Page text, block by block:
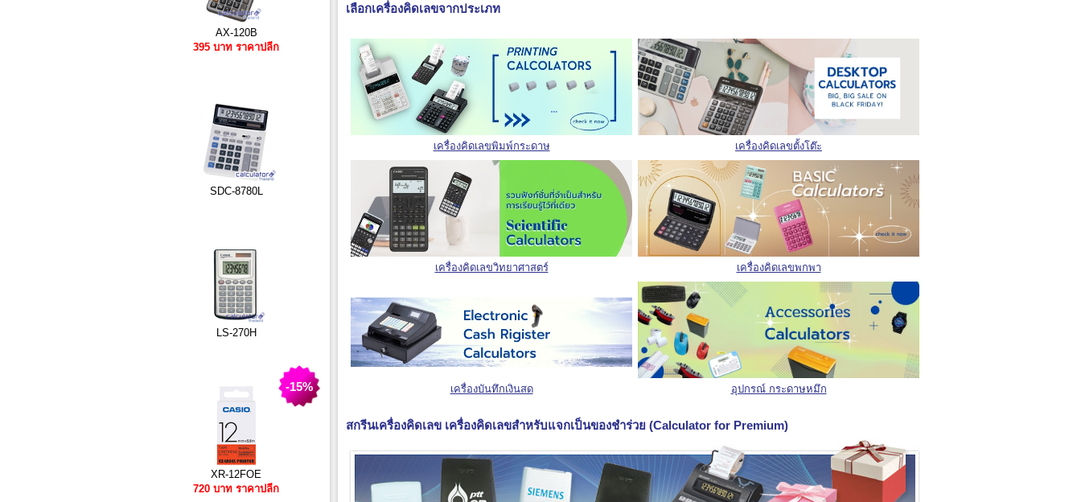
AX-120B
395 บาท ราคาปลีก
SDC-8780L
LS-270H
XR-12FOE
720 บาท ราคาปลีก
-15%
เลือกเครื่องคิดเลขจากประเภท
เครื่องคิดเลขพิมพ์กระดาษ เครื่องคิดเลขตั้งโต๊ะ
เครื่องคิดเลขวิทยาศาสตร์ เครื่องคิดเลขพกพา
เครื่องบันทึกเงินสด อุปกรณ์ กระดาษหมึก
สกรีนเครื่องคิดเลข เครื่องคิดเลขสำหรับแจกเป็นของชำร่วย (Calculator for Premium)